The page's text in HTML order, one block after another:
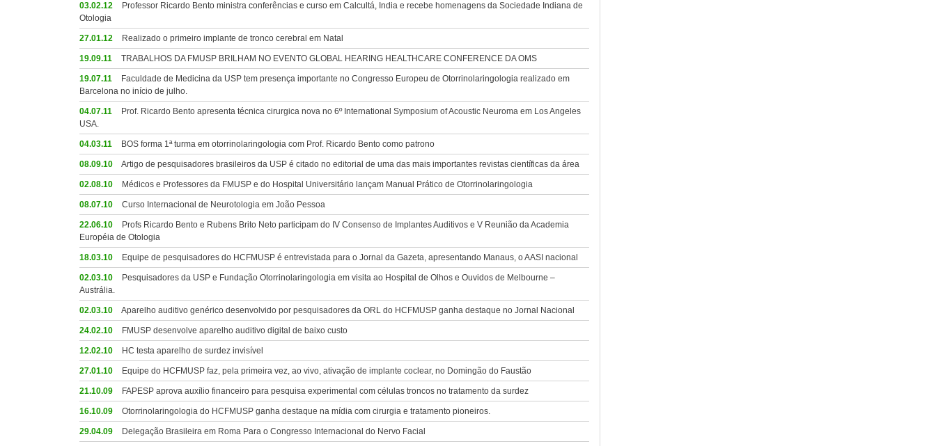
03.02.12
Professor Ricardo Bento ministra conferências e curso em Calcultá, India e recebe homenagens da Sociedade Indiana de
Otologia
27.01.12 Realizado o primeiro implante de tronco cerebral em Natal
19.09.11 TRABALHOS DA FMUSP BRILHAM NO EVENTO GLOBAL HEARING HEALTHCARE CONFERENCE DA OMS
19.07.11
Faculdade de Medicina da USP tem presença importante no Congresso Europeu de Otorrinolaringologia realizado em
Barcelona no início de julho.
04.07.11
Prof. Ricardo Bento apresenta técnica cirurgica nova no 6º International Symposium of Acoustic Neuroma em Los Angeles
USA.
04.03.11 BOS forma 1ª turma em otorrinolaringologia com Prof. Ricardo Bento como patrono
08.09.10 Artigo de pesquisadores brasileiros da USP é citado no editorial de uma das mais importantes revistas científicas da área
02.08.10 Médicos e Professores da FMUSP e do Hospital Universitário lançam Manual Prático de Otorrinolaringologia
08.07.10 Curso Internacional de Neurotologia em João Pessoa
22.06.10
Profs Ricardo Bento e Rubens Brito Neto participam do IV Consenso de Implantes Auditivos e V Reunião da Academia
Européia de Otologia
18.03.10 Equipe de pesquisadores do HCFMUSP é entrevistada para o Jornal da Gazeta, apresentando Manaus, o AASI nacional
02.03.10
Pesquisadores da USP e Fundação Otorrinolaringologia em visita ao Hospital de Olhos e Ouvidos de Melbourne –
Austrália.
02.03.10 Aparelho auditivo genérico desenvolvido por pesquisadores da ORL do HCFMUSP ganha destaque no Jornal Nacional
24.02.10 FMUSP desenvolve aparelho auditivo digital de baixo custo
12.02.10 HC testa aparelho de surdez invisível
27.01.10 Equipe do HCFMUSP faz, pela primeira vez, ao vivo, ativação de implante coclear, no Domingão do Faustão
21.10.09 FAPESP aprova auxílio financeiro para pesquisa experimental com células troncos no tratamento da surdez
16.10.09 Otorrinolaringologia do HCFMUSP ganha destaque na mídia com cirurgia e tratamento pioneiros.
29.04.09 Delegação Brasileira em Roma Para o Congresso Internacional do Nervo Facial